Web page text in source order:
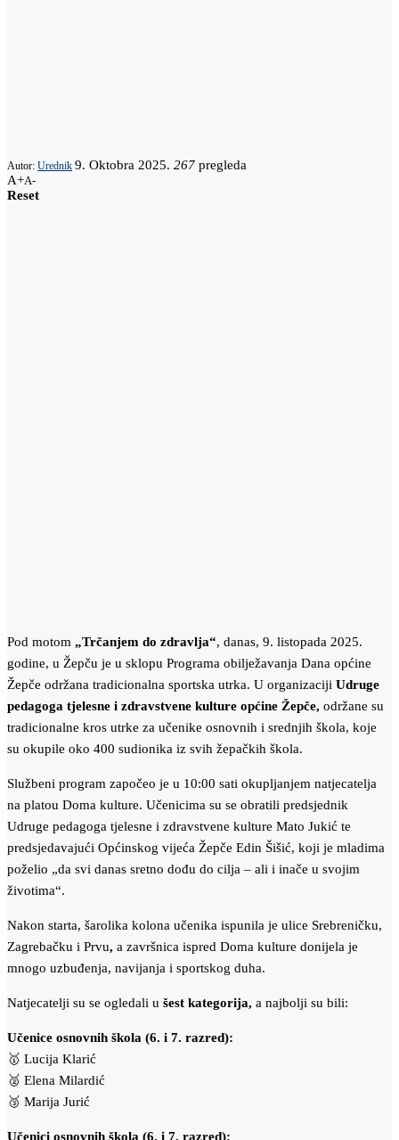
Autor: Urednik 9. Oktobra 2025. 267 pregleda
A+A-
Reset
Pod motom „Trčanjem do zdravlja“, danas, 9. listopada 2025.
godine, u Žepču je u sklopu Programa obilježavanja Dana općine
Žepče održana tradicionalna sportska utrka. U organizaciji Udruge
pedagoga tjelesne i zdravstvene kulture općine Žepče, održane su
tradicionalne kros utrke za učenike osnovnih i srednjih škola, koje
su okupile oko 400 sudionika iz svih žepačkih škola.
Službeni program započeo je u 10:00 sati okupljanjem natjecatelja
na platou Doma kulture. Učenicima su se obratili predsjednik
Udruge pedagoga tjelesne i zdravstvene kulture Mato Jukić te
predsjedavajući Općinskog vijeća Žepče Edin Šišić, koji je mladima
poželio „da svi danas sretno dođu do cilja – ali i inače u svojim
životima“.
Nakon starta, šarolika kolona učenika ispunila je ulice Srebreničku,
Zagrebačku i Prvu, a završnica ispred Doma kulture donijela je
mnogo uzbuđenja, navijanja i sportskog duha.
Natjecatelji su se ogledali u šest kategorija, a najbolji su bili:
Učenice osnovnih škola (6. i 7. razred):
🥇 Lucija Klarić
🥈 Elena Milardić
🥉 Marija Jurić
Učenici osnovnih škola (6. i 7. razred):